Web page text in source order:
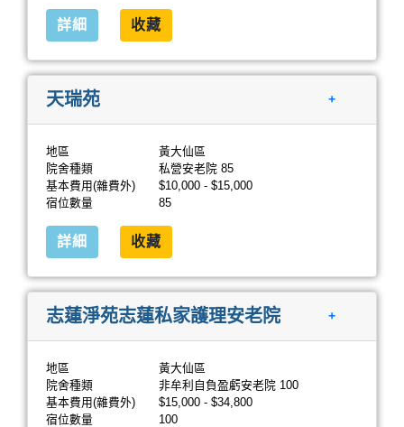
詳細 收藏
天瑞苑 +
地區
黃大仙區
院舍種類
私營安老院 85
基本費用(雜費外)
$10,000 - $15,000
宿位數量
85
詳細 收藏
志蓮淨苑志蓮私家護理安老院 +
地區
黃大仙區
院舍種類
非牟利自負盈虧安老院 100
基本費用(雜費外)
$15,000 - $34,800
宿位數量
100